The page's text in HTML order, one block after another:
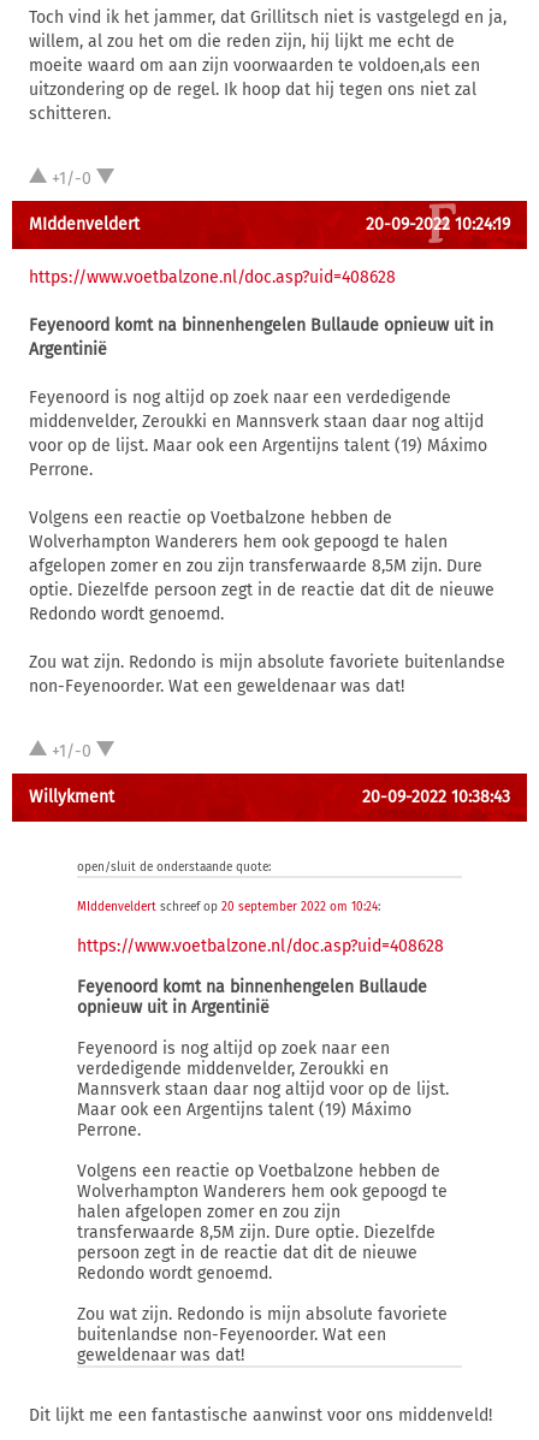
Toch vind ik het jammer, dat Grillitsch niet is vastgelegd en ja,
willem, al zou het om die reden zijn, hij lijkt me echt de
moeite waard om aan zijn voorwaarden te voldoen,als een
uitzondering op de regel. Ik hoop dat hij tegen ons niet zal
schitteren.
+1/-0
MIddenveldert 20-09-2022 10:24:19
https://www.voetbalzone.nl/doc.asp?uid=408628
Feyenoord komt na binnenhengelen Bullaude opnieuw uit in
Argentinië
Feyenoord is nog altijd op zoek naar een verdedigende
middenvelder, Zeroukki en Mannsverk staan daar nog altijd
voor op de lijst. Maar ook een Argentijns talent (19) Máximo
Perrone.
Volgens een reactie op Voetbalzone hebben de
Wolverhampton Wanderers hem ook gepoogd te halen
afgelopen zomer en zou zijn transferwaarde 8,5M zijn. Dure
optie. Diezelfde persoon zegt in de reactie dat dit de nieuwe
Redondo wordt genoemd.
Zou wat zijn. Redondo is mijn absolute favoriete buitenlandse
non-Feyenoorder. Wat een geweldenaar was dat!
+1/-0
Willykment 20-09-2022 10:38:43
open/sluit de onderstaande quote:
MIddenveldert schreef op 20 september 2022 om 10:24:
https://www.voetbalzone.nl/doc.asp?uid=408628
Feyenoord komt na binnenhengelen Bullaude
opnieuw uit in Argentinië
Feyenoord is nog altijd op zoek naar een
verdedigende middenvelder, Zeroukki en
Mannsverk staan daar nog altijd voor op de lijst.
Maar ook een Argentijns talent (19) Máximo
Perrone.
Volgens een reactie op Voetbalzone hebben de
Wolverhampton Wanderers hem ook gepoogd te
halen afgelopen zomer en zou zijn
transferwaarde 8,5M zijn. Dure optie. Diezelfde
persoon zegt in de reactie dat dit de nieuwe
Redondo wordt genoemd.
Zou wat zijn. Redondo is mijn absolute favoriete
buitenlandse non-Feyenoorder. Wat een
geweldenaar was dat!
Dit lijkt me een fantastische aanwinst voor ons middenveld!